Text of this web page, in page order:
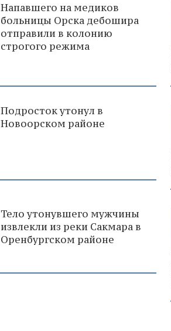
Напавшего на медиков
больницы Орска дебошира
отправили в колонию
строгого режима
Подросток утонул в
Новоорском районе
Тело утонувшего мужчины
извлекли из реки Сакмара в
Оренбургском районе